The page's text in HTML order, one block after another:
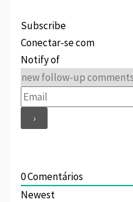
Subscribe
Conectar-se com
Notify of
0Comentários
Newest